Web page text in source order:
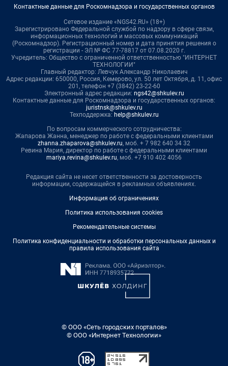
Контактные данные для Роскомнадзора и государственных органов
Сетевое издание «NGS42.RU» (18+)
Зарегистрировано Федеральной службой по надзору в сфере связи,
информационных технологий и массовых коммуникаций
(Роскомнадзор). Регистрационный номер и дата принятия решения о
регистрации - ЭЛ № ФС 77-78817 от 07.08.2020 г.
Учредитель: Общество с ограниченной ответственностью "ИНТЕРНЕТ
ТЕХНОЛОГИИ"
Главный редактор: Левчук Александр Николаевич
Адрес редакции: 650000, Россия, Кемерово, ул. 50 лет Октября, д. 11, офис
201, телефон +7 (3842) 23-22-60
Электронный адрес редакции: ngs42@shkulev.ru
Контактные данные для Роскомнадзора и государственных органов:
juristnsk@shkulev.ru
Техподдержка: help@shkulev.ru
По вопросам коммерческого сотрудничества:
Жапарова Жанна, менеджер по работе с федеральными клиентами
zhanna.zhaparova@shkulev.ru, моб. + 7 982 640 34 32
Ревина Мария, директор по работе с федеральными клиентами
mariya.revina@shkulev.ru, моб. +7 910 402 4056
Редакция сайта не несет ответственности за достоверность
информации, содержащейся в рекламных объявлениях.
Информация об ограничениях
Политика использования cookies
Рекомендательные системы
Политика конфиденциальности и обработки персональных данных и
правила использования сайта
© ООО «Сеть городских порталов»
© ООО «Интернет Технологии»